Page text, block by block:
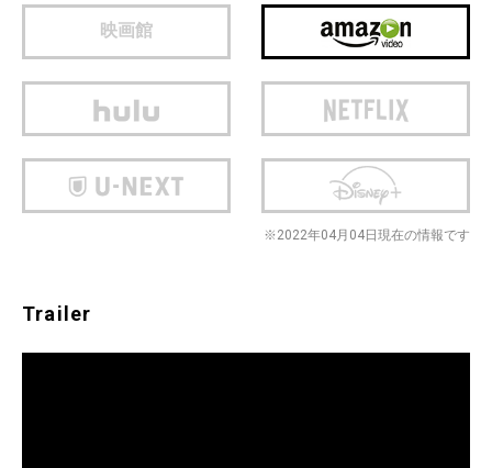
映画館
※2022年04月04日現在の情報です
Trailer